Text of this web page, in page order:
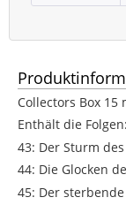
Collectors Box
Enthält die Folgen:
43: Der Sturm
44: Die Glocken
45: Der sterbende